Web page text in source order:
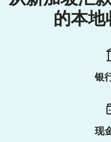
的本地
银
现